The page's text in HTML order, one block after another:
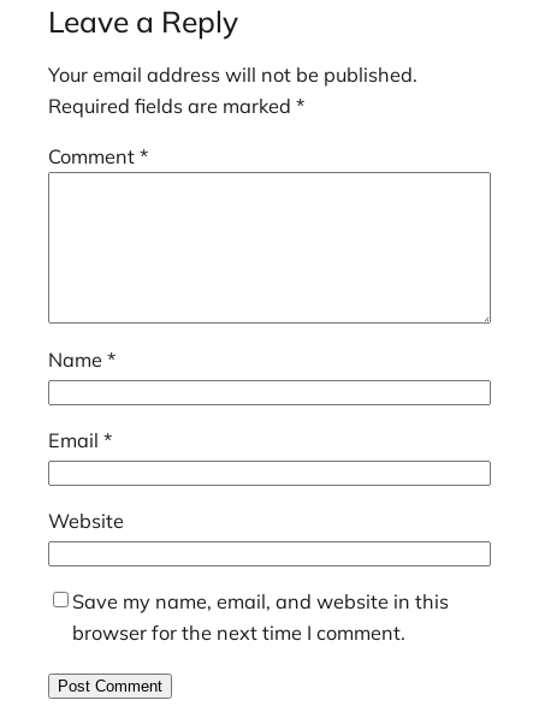
Leave a Reply
Your email address will not be published.
Required fields are marked *
Comment *
Name *
Email *
Website
Save my name, email, and website in this
browser for the next time I comment.